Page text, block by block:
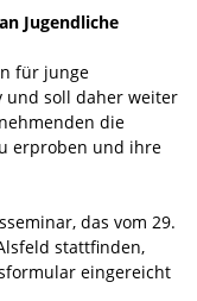
Jugendliche
für junge
und soll daher weiter
die
erproben und ihre
das vom 29.
stattfinden,
eingereicht